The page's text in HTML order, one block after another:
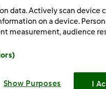
anche di ricettario, per cui
giornata
data. Actively scan
on a device.
measurement, audience
Show Purposes I